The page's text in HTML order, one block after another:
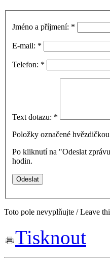
Jméno a příjmení: *
E-mail: *
Telefon: *
Text dotazu: *
Položky označené
Po kliknutí na "Odeslat
hodin.
Toto pole nevyplňujte / Leave
Tisknout